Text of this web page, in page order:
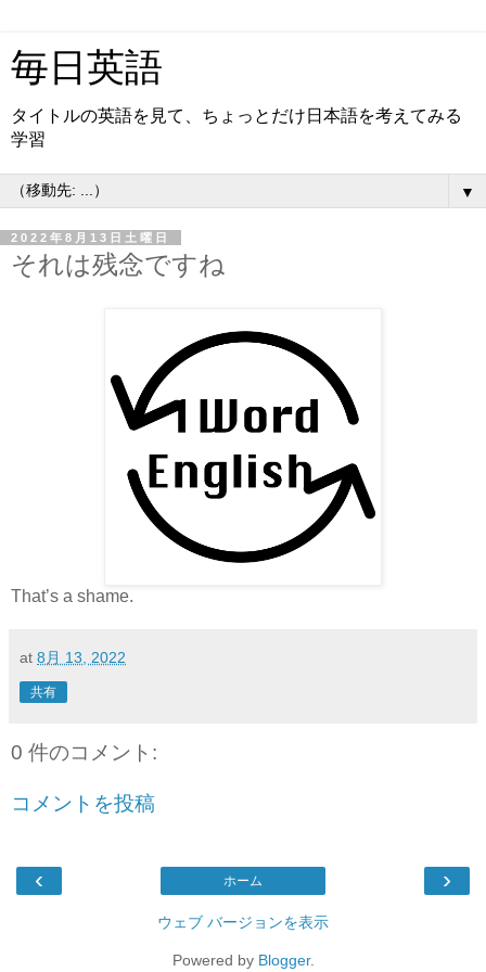
毎日英語
タイトルの英語を見て、ちょっとだけ日本語を考えてみる
学習
▼
2022年8月13日土曜日
それは残念ですね
That’s a shame.
at 8月 13, 2022
共有
0 件のコメント:
コメントを投稿
‹ ›
ホーム
ウェブ バージョンを表示
Powered by Blogger.